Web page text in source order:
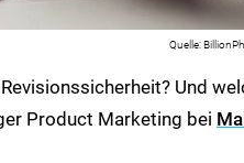
Und
Product Marketing bei